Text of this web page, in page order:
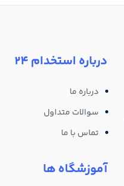
درباره استخدام 24
درباره ما
سوالات متداول
تماس با ما
آموزشگاه ها